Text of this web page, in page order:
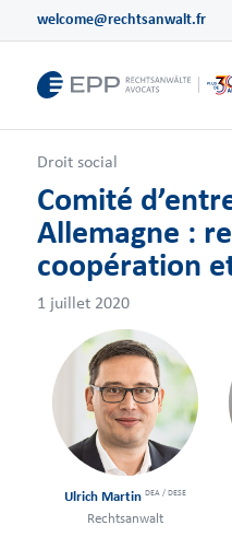
welcome@rechtsanwalt.fr
Droit social
Comité
Allemagne :
coopération
Ulrich Martin DEA / DESE
Rechtsanwalt
1 juillet 2020